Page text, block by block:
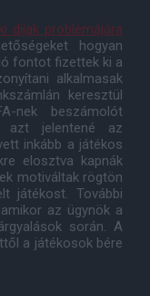
díjak problémájára
hogyan
fontot fizettek ki a
alkalmasak
keresztül
nek beszámolót
azt jelentené az
inkább a játékos
elosztva kapnák
motiváltak rögtön
játékost. További
az ügynök a
során. A
a játékosok bére